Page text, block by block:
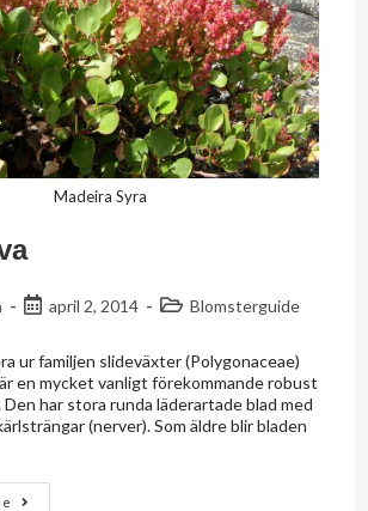
Madeira Syra
april 2, 2014 Blomsterguide
ur familjen slideväxter (Polygonaceae)
en mycket vanligt förekommande robust
har stora runda läderartade blad med
(nerver). Som äldre blir bladen